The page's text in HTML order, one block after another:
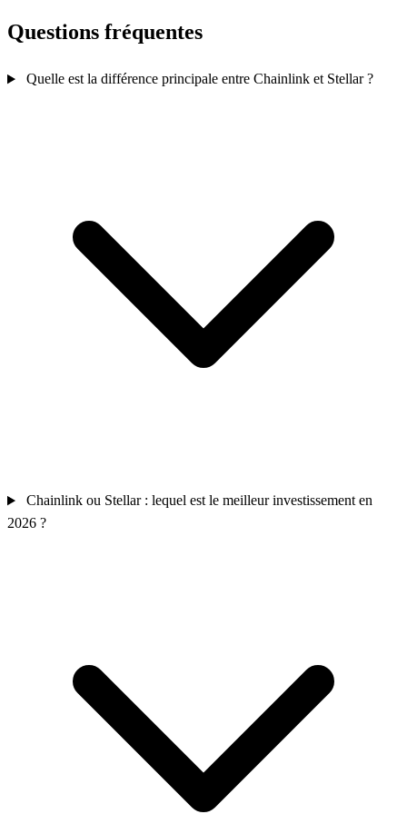
Questions fréquentes
Quelle est la différence principale entre Chainlink et Stellar ?
Chainlink ou Stellar : lequel est le meilleur investissement en
2026 ?